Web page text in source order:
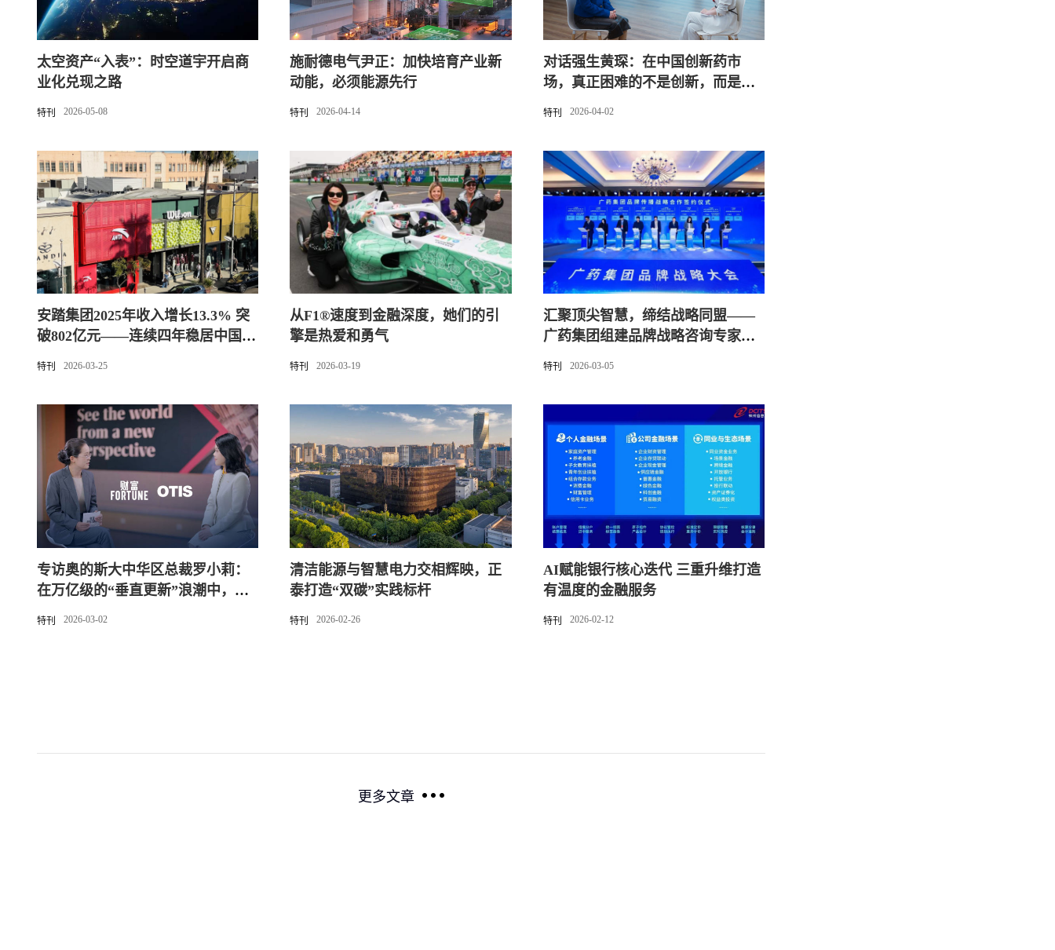
太空资产“入表”：时空道宇开启商
业化兑现之路
特刊 2026-05-08
施耐德电气尹正：加快培育产业新
动能，必须能源先行
特刊 2026-04-14
对话强生黄琛：在中国创新药市
场，真正困难的不是创新，而是把
特刊 2026-04-02
安踏集团2025年收入增长13.3% 突
破802亿元——连续四年稳居中国首
特刊 2026-03-25
从F1®速度到金融深度，她们的引
擎是热爱和勇气
特刊 2026-03-19
汇聚顶尖智慧，缔结战略同盟——
广药集团组建品牌战略咨询专家智
特刊 2026-03-05
专访奥的斯大中华区总裁罗小莉：
在万亿级的“垂直更新”浪潮中，定
特刊 2026-03-02
清洁能源与智慧电力交相辉映，正
泰打造“双碳”实践标杆
特刊 2026-02-26
AI赋能银行核心迭代 三重升维打造
有温度的金融服务
特刊 2026-02-12
更多文章